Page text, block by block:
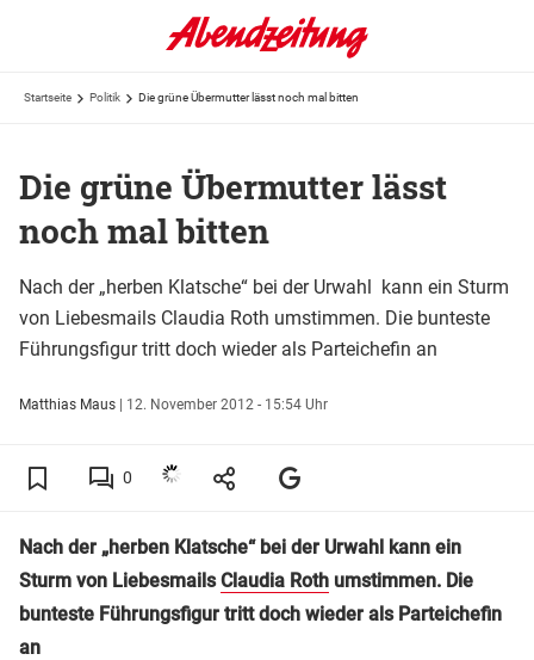
Startseite Politik Die grüne Übermutter lässt noch mal bitten
Die grüne Übermutter lässt
noch mal bitten
Nach der „herben Klatsche“ bei der Urwahl kann ein Sturm
von Liebesmails Claudia Roth umstimmen. Die bunteste
Führungsfigur tritt doch wieder als Parteichefin an
Matthias Maus | 12. November 2012 - 15:54 Uhr
0
Nach der „herben Klatsche“ bei der Urwahl kann ein
Sturm von LiebesmailsClaudia Roth umstimmen. Die
bunteste Führungsfigur tritt doch wieder als Parteichefin
an